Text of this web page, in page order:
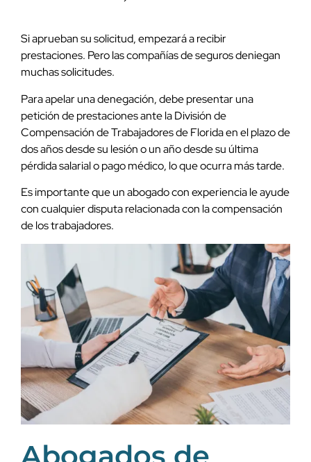
Si aprueban su solicitud, empezará a recibir
prestaciones. Pero las compañías de seguros deniegan
muchas solicitudes.
Para apelar una denegación, debe presentar una
petición de prestaciones ante la División de
Compensación de Trabajadores de Florida en el plazo de
dos años desde su lesión o un año desde su última
pérdida salarial o pago médico, lo que ocurra más tarde.
Es importante que un abogado con experiencia le ayude
con cualquier disputa relacionada con la compensación
de los trabajadores.